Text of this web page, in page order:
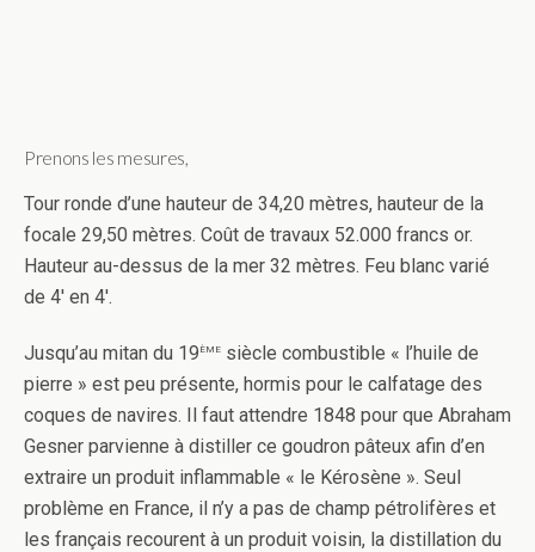
Prenons les mesures,
Tour ronde d’une hauteur de 34,20 mètres, hauteur de la
focale 29,50 mètres. Coût de travaux 52.000 francs or.
Hauteur au-dessus de la mer 32 mètres. Feu blanc varié
de 4′ en 4′.
Jusqu’au mitan du 19ème siècle combustible « l’huile de
pierre » est peu présente, hormis pour le calfatage des
coques de navires. Il faut attendre 1848 pour que Abraham
Gesner parvienne à distiller ce goudron pâteux afin d’en
extraire un produit inflammable « le Kérosène ». Seul
problème en France, il n’y a pas de champ pétrolifères et
les français recourent à un produit voisin, la distillation du